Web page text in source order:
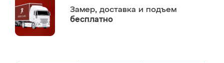
Замер, доставка и подъем
бесплатно